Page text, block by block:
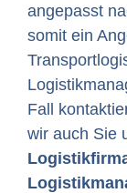
angepasst
somit ein
Fall
wir auch Sie